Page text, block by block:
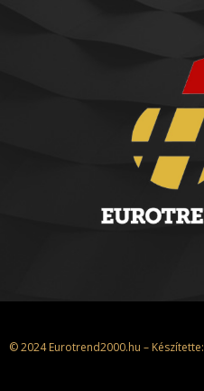
© 2024 Eurotrend2000.hu – Készítette: